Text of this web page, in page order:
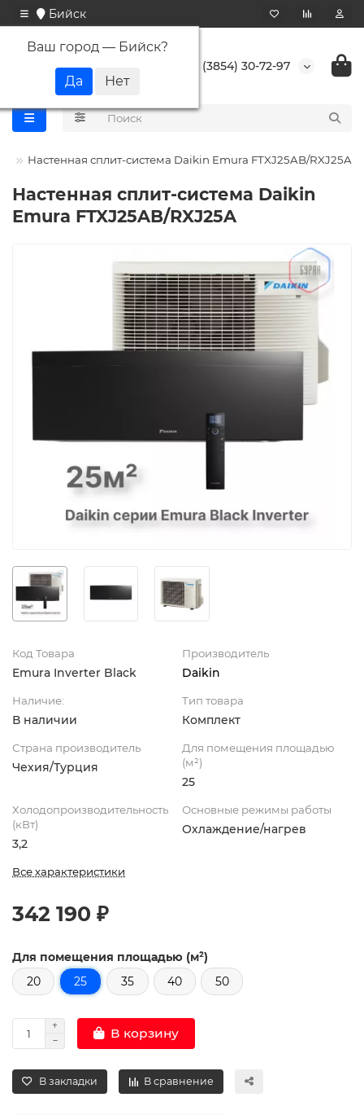
Бийск
Ваш город — Бийск?
+7 (3854) 30-72-97
Настенная сплит-система Daikin Emura FTXJ25AB/RXJ25A
Настенная сплит-система Daikin
Emura FTXJ25AB/RXJ25A
Код Товара
Emura Inverter Black
Производитель
Daikin
Наличие:
В наличии
Тип товара
Комплект
Страна производитель
Чехия/Турция
Для помещения площадью
(м²)
25
Холодопроизводительность
(кВт)
3,2
Основные режимы работы
Охлаждение/нагрев
Все характеристики
342 190 ₽
Для помещения площадью (м²)
20
25 35 40 50
В корзину
В закладки В сравнение